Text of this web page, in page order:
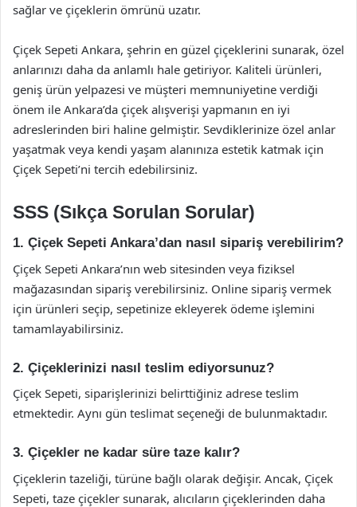
sağlar ve çiçeklerin ömrünü uzatır.
Çiçek Sepeti Ankara, şehrin en güzel çiçeklerini sunarak, özel
anlarınızı daha da anlamlı hale getiriyor. Kaliteli ürünleri,
geniş ürün yelpazesi ve müşteri memnuniyetine verdiği
önem ile Ankara’da çiçek alışverişi yapmanın en iyi
adreslerinden biri haline gelmiştir. Sevdiklerinize özel anlar
yaşatmak veya kendi yaşam alanınıza estetik katmak için
Çiçek Sepeti’ni tercih edebilirsiniz.
SSS (Sıkça Sorulan Sorular)
1. Çiçek Sepeti Ankara’dan nasıl sipariş verebilirim?
Çiçek Sepeti Ankara’nın web sitesinden veya fiziksel
mağazasından sipariş verebilirsiniz. Online sipariş vermek
için ürünleri seçip, sepetinize ekleyerek ödeme işlemini
tamamlayabilirsiniz.
2. Çiçeklerinizi nasıl teslim ediyorsunuz?
Çiçek Sepeti, siparişlerinizi belirttiğiniz adrese teslim
etmektedir. Aynı gün teslimat seçeneği de bulunmaktadır.
3. Çiçekler ne kadar süre taze kalır?
Çiçeklerin tazeliği, türüne bağlı olarak değişir. Ancak, Çiçek
Sepeti, taze çiçekler sunarak, alıcıların çiçeklerinden daha